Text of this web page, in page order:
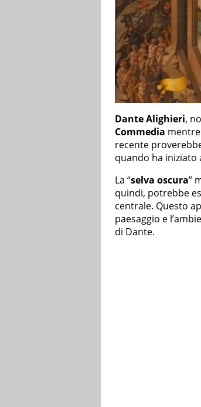
Dante Alighieri,
Commedia
recente
quando ha iniziato
La “selva oscura”
quindi, potrebbe
centrale. Questo
paesaggio e
di Dante.